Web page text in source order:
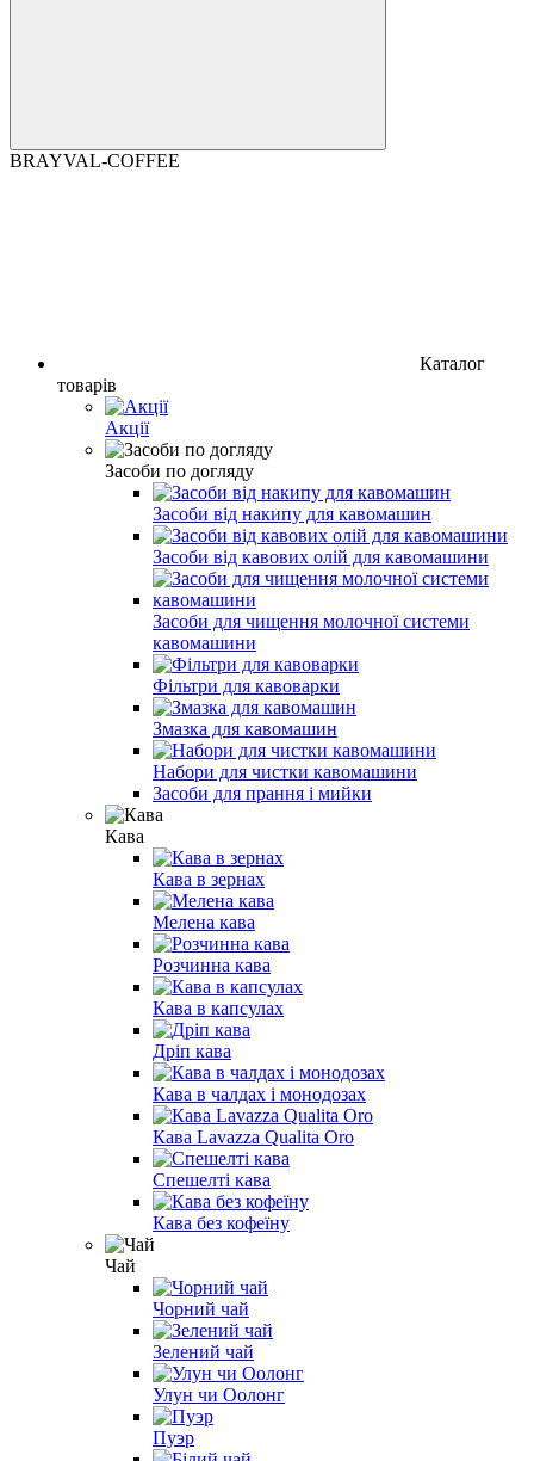
BRAYVAL-COFFEE
Каталог
товарів
Акції
Засоби по догляду
Засоби від накипу для кавомашин
Засоби від кавових олій для кавомашини
Засоби для чищення молочної системи
кавомашини
Фільтри для кавоварки
Змазка для кавомашин
Набори для чистки кавомашини
Засоби для прання і мийки
Кава
Кава в зернах
Мелена кава
Розчинна кава
Кава в капсулах
Дріп кава
Кава в чалдах і монодозах
Кава Lavazza Qualita Oro
Спешелті кава
Кава без кофеїну
Чай
Чорний чай
Зелений чай
Улун чи Оолонг
Пуэр